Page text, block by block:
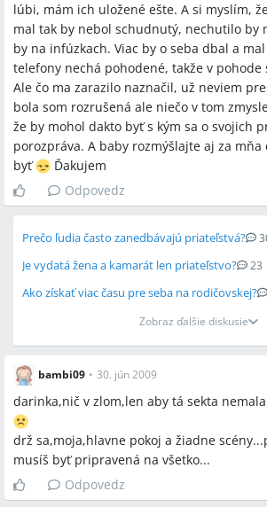
lúbi, mám ich uložené ešte. A si myslím,
mal tak by nebol schudnutý, nechutilo by
by na infúzkach. Viac by o seba dbal a
telefony nechá pohodené, takže v pohode
Ale čo ma zarazilo naznačil, už neviem
bola som rozrušená ale niečo v tom
že by mohol dakto byť s kým sa o svojich
porozpráva. A baby rozmýšlajte aj za
byť
Ďakujem
Odpovedz
Prečo ľudia často zanedbávajú priateľstvá?
Je vydatá žena a kamarát len priateľstvo? 23
Ako získať viac času pre seba na rodičovskej?
Zobraz ďalšie diskusie
bambi09 • 30. jún 2009
darinka,nič v zlom,len aby tá sekta
drž sa,moja,hlavne pokoj a žiadne
musíš byť pripravená na všetko...
Odpovedz